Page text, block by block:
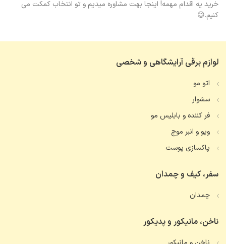
خرید یه اقدام مهمه! اینجا بهت مشاوره میدیم و تو انتخاب کمکت می
کنیم.😉
لوازم برقی آرایشگاهی و شخصی
اتو مو
سشوار
فر کننده و بابلیس مو
ویو و انبر موج
پاکسازی پوست
سفر، کیف و چمدان
چمدان
ناخن، مانیکور و پدیکور